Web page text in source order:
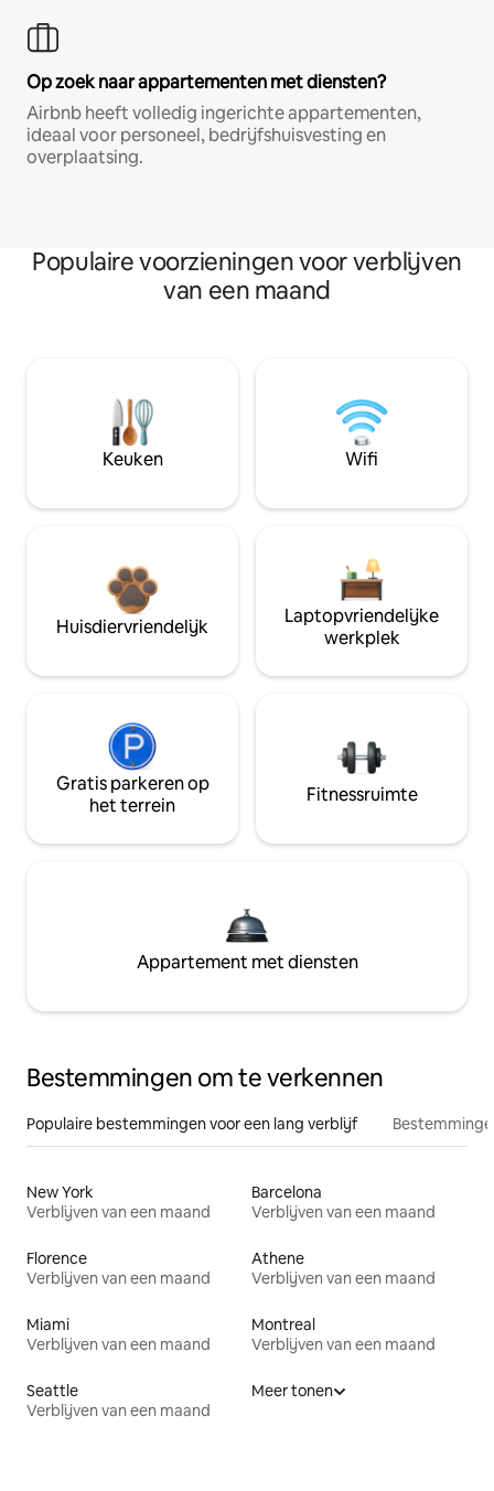
Op zoek naar appartementen met diensten?
Airbnb heeft volledig ingerichte appartementen,
ideaal voor personeel, bedrijfshuisvesting en
overplaatsing.
Populaire voorzieningen voor verblijven
van een maand
Keuken Wifi
Huisdiervriendelijk
Laptopvriendelijke
werkplek
Gratis parkeren op
het terrein
Fitnessruimte
Appartement met diensten
Bestemmingen om te verkennen
Populaire bestemmingen voor een lang verblijf
New York
Verblijven van een maand
Barcelona
Verblijven van een maand
Florence
Verblijven van een maand
Athene
Verblijven van een maand
Miami
Verblijven van een maand
Montreal
Verblijven van een maand
Seattle
Verblijven van een maand
Meer tonen